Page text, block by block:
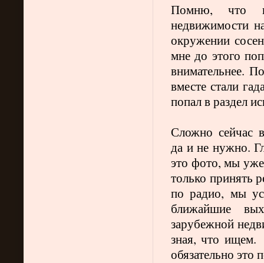
Помню, что
недвижимости
окружении
мне до этого
внимательнее.
вместе стали
попал в раздел
Сложно сейчас
да и не нужно.
это фото, мы
только принять
по радио, мы
ближайшие
зарубежной
зная, что ищем.
обязательно